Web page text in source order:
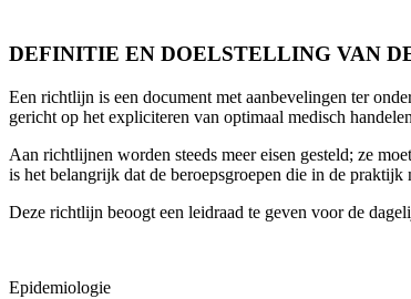
DEFINITIE EN DOELSTELLING VAN
Een richtlijn is een document met aanbevelingen ter
gericht op het expliciteren van optimaal medisch
Aan richtlijnen worden steeds meer eisen gesteld; ze
is het belangrijk dat de beroepsgroepen die in de
Deze richtlijn beoogt een leidraad te geven voor de
Epidemiologie